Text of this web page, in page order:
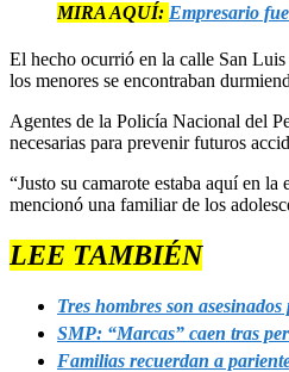
MIRA AQUÍ: Empresario
El hecho ocurrió en la calle San
los menores se encontraban
Agentes de la Policía Nacional del
necesarias para prevenir futuros
“Justo su camarote estaba aquí en
mencionó una familiar de los
LEE TAMBIÉN
Tres hombres son
SMP: “Marcas” caen tras
Familias recuerdan a